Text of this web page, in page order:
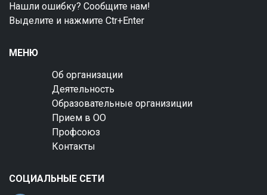
Нашли ошибку? Сообщите нам!
Выделите и нажмите Ctr+Enter
МЕНЮ
Об организации
Деятельность
Образовательные организиции
Прием в ОО
Профсоюз
Контакты
СОЦИАЛЬНЫЕ СЕТИ